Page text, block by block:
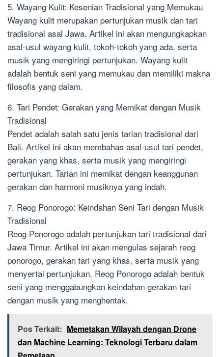
5. Wayang Kulit: Kesenian Tradisional yang Memukau
Wayang kulit merupakan pertunjukan musik dan tari
tradisional asal Jawa. Artikel ini akan mengungkapkan
asal-usul wayang kulit, tokoh-tokoh yang ada, serta
musik yang mengiringi pertunjukan. Wayang kulit
adalah bentuk seni yang memukau dan memiliki makna
filosofis yang dalam.
6. Tari Pendet: Gerakan yang Memikat dengan Musik
Tradisional
Pendet adalah salah satu jenis tarian tradisional dari
Bali. Artikel ini akan membahas asal-usul tari pendet,
gerakan yang khas, serta musik yang mengiringi
pertunjukan. Tarian ini memikat dengan keanggunan
gerakan dan harmoni musiknya yang indah.
7. Reog Ponorogo: Keindahan Seni Tari dengan Musik
Tradisional
Reog Ponorogo adalah pertunjukan tari tradisional dari
Jawa Timur. Artikel ini akan mengulas sejarah reog
ponorogo, gerakan tari yang khas, serta musik yang
menyertai pertunjukan. Reog Ponorogo adalah bentuk
seni yang menggabungkan keindahan gerakan tari
dengan musik yang menghentak.
Pos Terkait: Memetakan Wilayah dengan Drone
dan Machine Learning: Teknologi Terbaru dalam